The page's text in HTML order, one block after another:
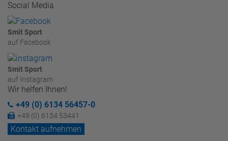
Social Media
Smit Sport
auf Facebook
Smit Sport
auf Instagram
Wir helfen Ihnen!
+49 (0) 6134 56457-0
+49 (0) 6134 53441
Kontakt aufnehmen